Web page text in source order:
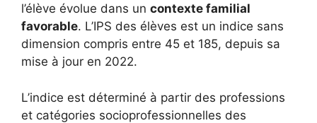
l’élève évolue dans un contexte familial
favorable. L’IPS des élèves est un indice sans
dimension compris entre 45 et 185, depuis sa
mise à jour en 2022.
L’indice est déterminé à partir des professions
et catégories socioprofessionnelles des